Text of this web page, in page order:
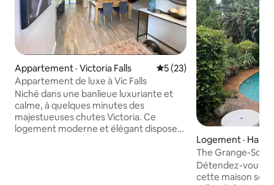
Appartement · Victoria Falls Note moyenne de 5 sur 5,
5 (23)
Appartement de luxe à Vic Falls
Niché dans une banlieue luxuriante et
calme, à quelques minutes des
majestueuses chutes Victoria. Ce
logement moderne et élégant dispose
Logement ·
The Grange-
24h/24 et 7j/7
Détendez-vous
cette maison